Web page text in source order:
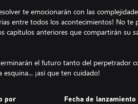
te emocionarán con las
entre todos los acontecimientos! No te
capítulos anteriores que compartirán su
el futuro tanto del perpetrador
¡así que ten cuidado!
por Fecha de lanzamiento